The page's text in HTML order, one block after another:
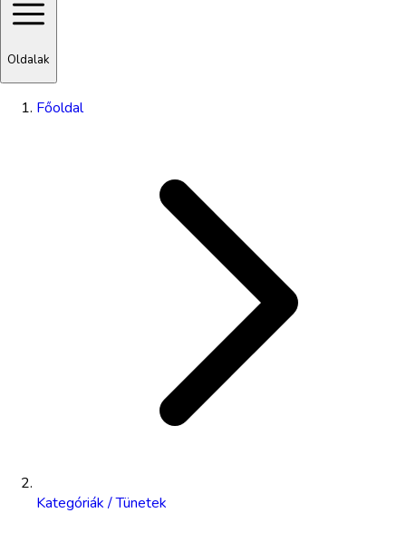
Oldalak
Főoldal
Kategóriák / Tünetek